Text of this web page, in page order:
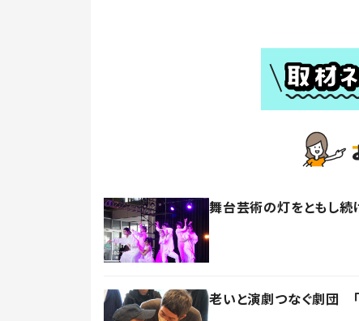
舞台芸術の灯をともし続
老いと演劇つなぐ劇団